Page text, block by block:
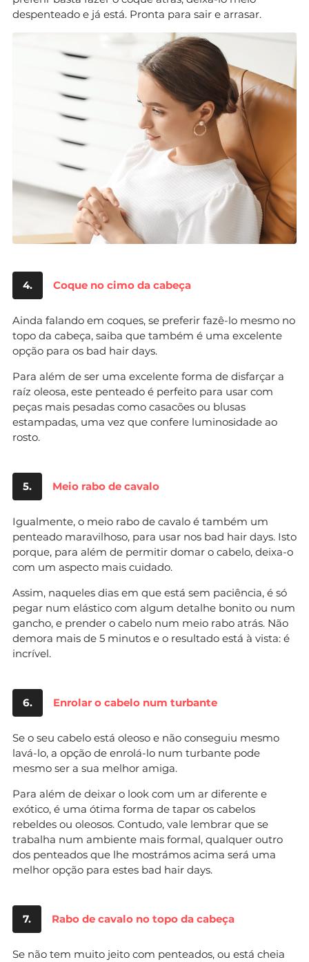
despenteado e já está. Pronta para sair e arrasar.
4. Coque no cimo da cabeça
Ainda falando em coques, se preferir fazê-lo mesmo no
topo da cabeça, saiba que também é uma excelente
opção para os bad hair days.
Para além de ser uma excelente forma de disfarçar a
raíz oleosa, este penteado é perfeito para usar com
peças mais pesadas como casacões ou blusas
estampadas, uma vez que confere luminosidade ao
rosto.
5. Meio rabo de cavalo
Igualmente, o meio rabo de cavalo é também um
penteado maravilhoso, para usar nos bad hair days. Isto
porque, para além de permitir domar o cabelo, deixa-o
com um aspecto mais cuidado.
Assim, naqueles dias em que está sem paciência, é só
pegar num elástico com algum detalhe bonito ou num
gancho, e prender o cabelo num meio rabo atrás. Não
demora mais de 5 minutos e o resultado está à vista: é
incrível.
6. Enrolar o cabelo num turbante
Se o seu cabelo está oleoso e não conseguiu mesmo
lavá-lo, a opção de enrolá-lo num turbante pode
mesmo ser a sua melhor amiga.
Para além de deixar o look com um ar diferente e
exótico, é uma ótima forma de tapar os cabelos
rebeldes ou oleosos. Contudo, vale lembrar que se
trabalha num ambiente mais formal, qualquer outro
dos penteados que lhe mostrámos acima será uma
melhor opção para estes bad hair days.
7. Rabo de cavalo no topo da cabeça
Se não tem muito jeito com penteados, ou está cheia